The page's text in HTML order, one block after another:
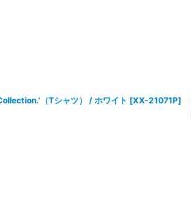
（Tシャツ） / ホワイト [XX-21071P]